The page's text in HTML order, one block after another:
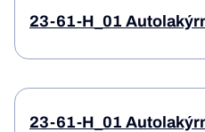
23-61-H_01
23-61-H_01